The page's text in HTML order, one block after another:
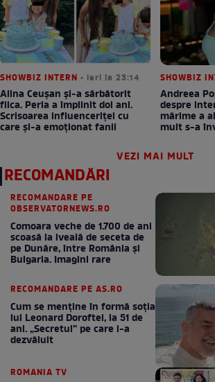
SHOWBIZ INTERN • ieri la 23:14
Alina Ceușan și-a sărbătorit
fiica. Perla a împlinit doi ani.
Scrisoarea influenceriței cu
care și-a emoționat fanii
SHOWBIZ
Andreea
despre
mărime a
mult s-a
VEZI MAI MULT
RECOMANDĂRI
RECOMANDARE PE
OBSERVATORNEWS.RO
Comoara veche de 1.700 de ani
scoasă la iveală de seceta de
pe Dunăre, între România şi
Bulgaria. Imagini rare
RECOMANDARE PE AS.RO
Cum se menţine în formă soţia
lui Leonard Doroftei, la 51 de
ani. „Secretul” pe care l-a
dezvăluit
ROMANIA TV